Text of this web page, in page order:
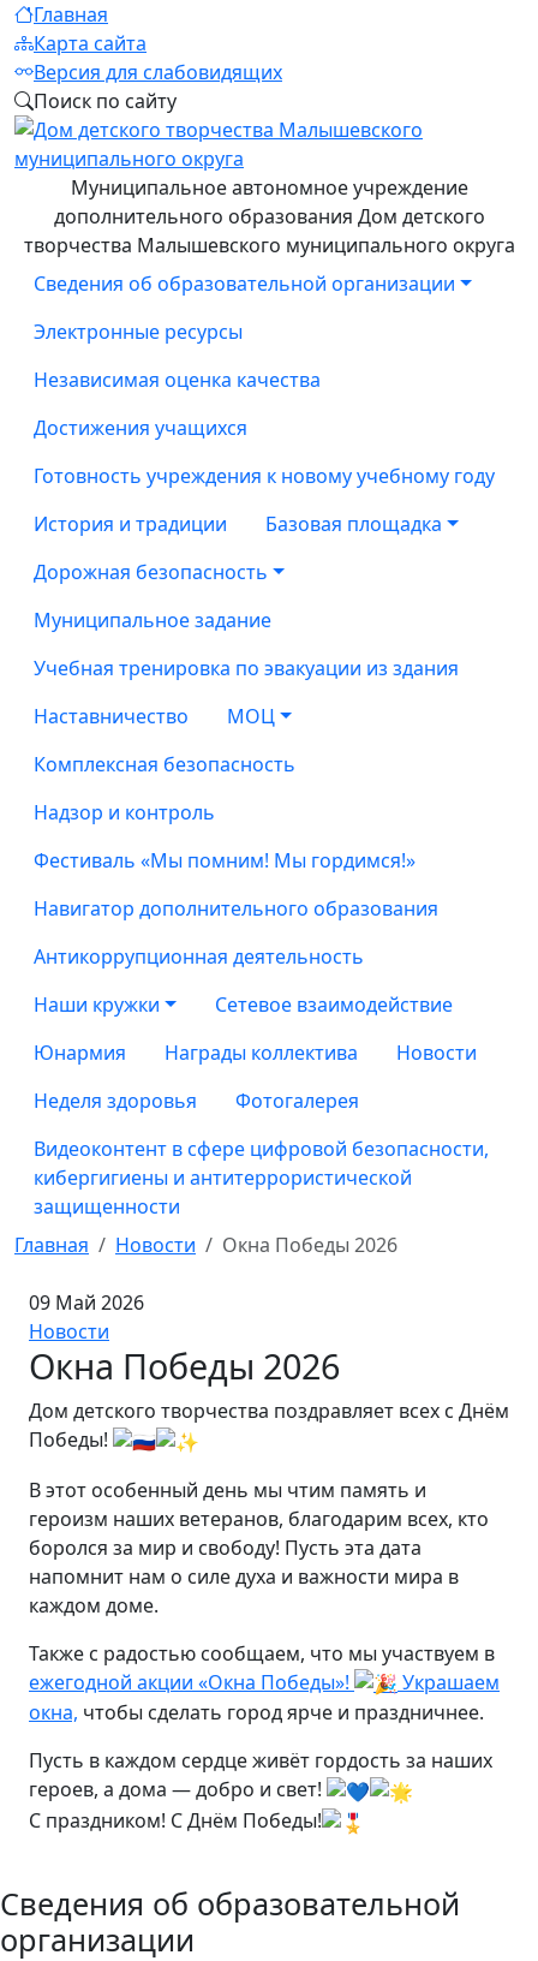
Главная
Карта сайта
Версия для слабовидящих
Поиск по сайту
Муниципальное автономное учреждение
дополнительного образования Дом детского
творчества Малышевского муниципального округа
Сведения об образовательной организации
Электронные ресурсы
Независимая оценка качества
Достижения учащихся
Готовность учреждения к новому учебному году
История и традиции
Базовая площадка
Дорожная безопасность
Муниципальное задание
Учебная тренировка по эвакуации из здания
Наставничество
МОЦ
Комплексная безопасность
Надзор и контроль
Фестиваль «Мы помним! Мы гордимся!»
Навигатор дополнительного образования
Антикоррупционная деятельность
Наши кружки
Сетевое взаимодействие
Юнармия
Награды коллектива
Новости
Неделя здоровья
Фотогалерея
Видеоконтент в сфере цифровой безопасности,
кибергигиены и антитеррористической
защищенности
Главная
Новости Окна Победы 2026
09 Май 2026
Новости
Окна Победы 2026
Дом детского творчества поздравляет всех с Днём
Победы!
В этот особенный день мы чтим память и
героизм наших ветеранов, благодарим всех, кто
боролся за мир и свободу! Пусть эта дата
напомнит нам о силе духа и важности мира в
каждом доме.
Также с радостью сообщаем, что мы участвуем в
ежегодной акции «Окна Победы»!
Украшаем
окна, чтобы сделать город ярче и праздничнее.
Пусть в каждом сердце живёт гордость за наших
героев, а дома — добро и свет!
С праздником! С Днём Победы!
Сведения об образовательной
организации